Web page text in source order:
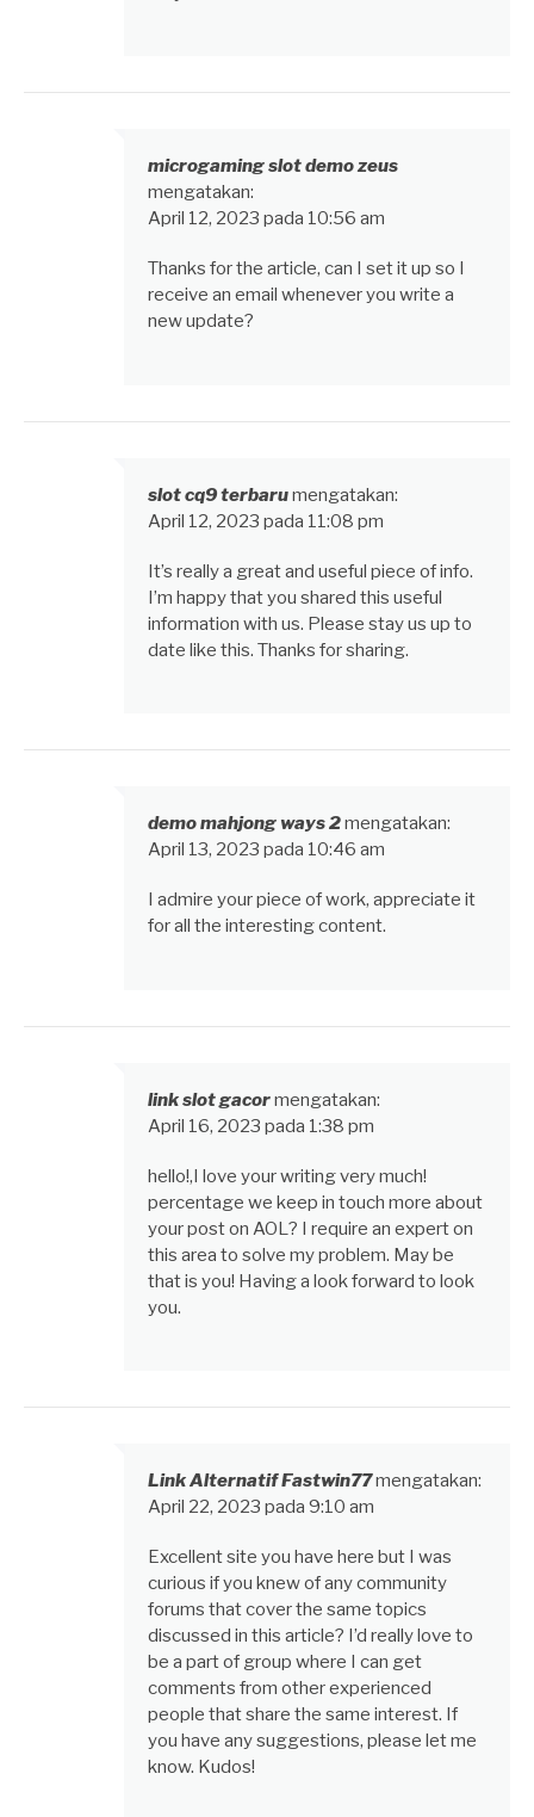
microgaming slot demo zeus
mengatakan:
April 12, 2023 pada 10:56 am
Thanks for the article, can I set it up so I
receive an email whenever you write a
new update?
slot cq9 terbarumengatakan:
April 12, 2023 pada 11:08 pm
It’s really a great and useful piece of info.
I’m happy that you shared this useful
information with us. Please stay us up to
date like this. Thanks for sharing.
demo mahjong ways 2mengatakan:
April 13, 2023 pada 10:46 am
I admire your piece of work, appreciate it
for all the interesting content.
link slot gacormengatakan:
April 16, 2023 pada 1:38 pm
hello!,I love your writing very much!
percentage we keep in touch more about
your post on AOL? I require an expert on
this area to solve my problem. May be
that is you! Having a look forward to look
you.
Link Alternatif Fastwin77mengatakan:
April 22, 2023 pada 9:10 am
Excellent site you have here but I was
curious if you knew of any community
forums that cover the same topics
discussed in this article? I’d really love to
be a part of group where I can get
comments from other experienced
people that share the same interest. If
you have any suggestions, please let me
know. Kudos!